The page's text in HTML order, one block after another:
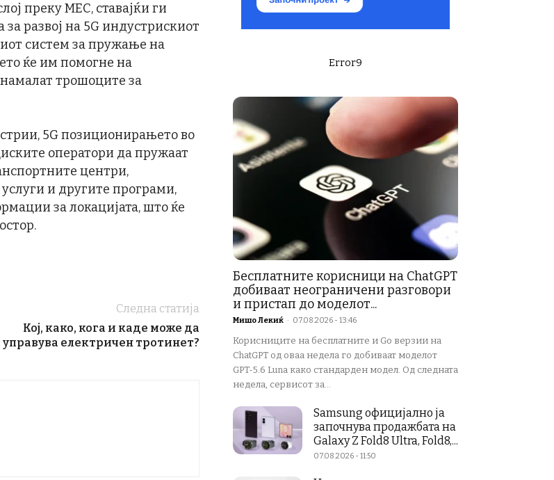
преку MEC, ставајќи ги
развој на 5G индустрискиот
систем за пружање на
ќе им помогне на
трошоците за
5G позиционирањето во
оператори да пружаат
центри,
и другите програми,
за локацијата, што ќе
Следна статија
Кој, како, кога и каде може да
управува електричен тротинет?
Error9
Бесплатните корисници на ChatGPT
добиваат неограничени разговори
и пристап до моделот...
Мишо Лекиќ - 07.08.2026 - 13:46
Корисниците на бесплатните и Go верзии на
ChatGPT од оваа недела го добиваат моделот
GPT-5.6 Luna како стандарден модел. Од следната
недела, сервисот за...
Samsung официјално ја
започнува продажбата на
Galaxy Z Fold8 Ultra, Fold8,...
07.08.2026 - 11:50